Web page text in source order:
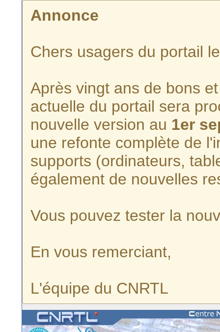
Annonce
Chers usagers du portail
Après vingt ans de bons
actuelle du portail sera
nouvelle version au 1er
une refonte complète de
supports (ordinateurs,
également de nouvelles
Vous pouvez tester la
En vous remerciant,
L'équipe du CNRTL